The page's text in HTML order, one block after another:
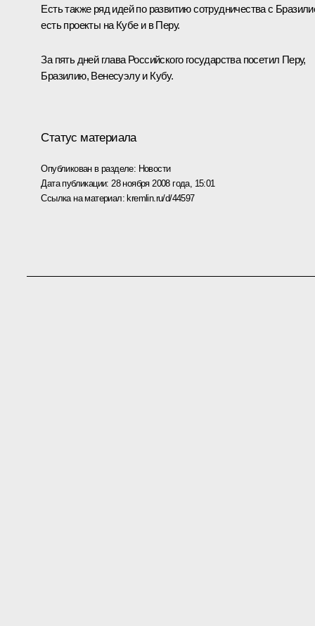
Есть также ряд идей по развитию сотрудничества с
есть проекты на Кубе и в Перу.
За пять дней глава Российского государства посетил Перу,
Бразилию, Венесуэлу и Кубу.
Статус материала
Опубликован в разделе: Новости
Дата публикации: 28 ноября 2008 года, 15:01
Ссылка на материал:kremlin.ru/d/44597